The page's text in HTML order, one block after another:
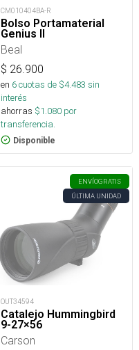
CM010404BA-R
Bolso Portamaterial
Genius II
Beal
$ 26.900
en 6cuotas de $4.483 sin
interés
ahorras $1.080 por
transferencia.
Disponible
ENVÍOGRATIS
ÚLTIMA UNIDAD
OUT34594
Catalejo Hummingbird
9-27×56
Carson